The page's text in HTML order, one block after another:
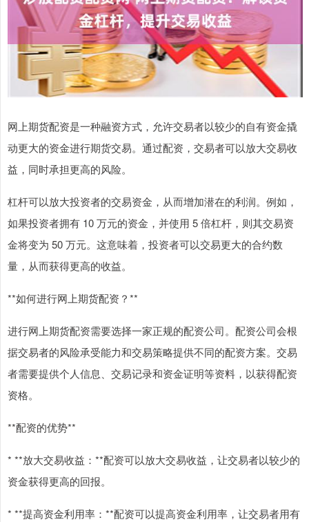
网上期货配资是一种融资方式，允许交易者以较少的自有资金撬
动更大的资金进行期货交易。通过配资，交易者可以放大交易收
益，同时承担更高的风险。
杠杆可以放大投资者的交易资金，从而增加潜在的利润。例如，
如果投资者拥有 10 万元的资金，并使用 5 倍杠杆，则其交易资
金将变为 50 万元。这意味着，投资者可以交易更大的合约数
量，从而获得更高的收益。
**如何进行网上期货配资？**
进行网上期货配资需要选择一家正规的配资公司。配资公司会根
据交易者的风险承受能力和交易策略提供不同的配资方案。交易
者需要提供个人信息、交易记录和资金证明等资料，以获得配资
资格。
**配资的优势**
* **放大交易收益：**配资可以放大交易收益，让交易者以较少的
资金获得更高的回报。
* **提高资金利用率：**配资可以提高资金利用率，让交易者用有